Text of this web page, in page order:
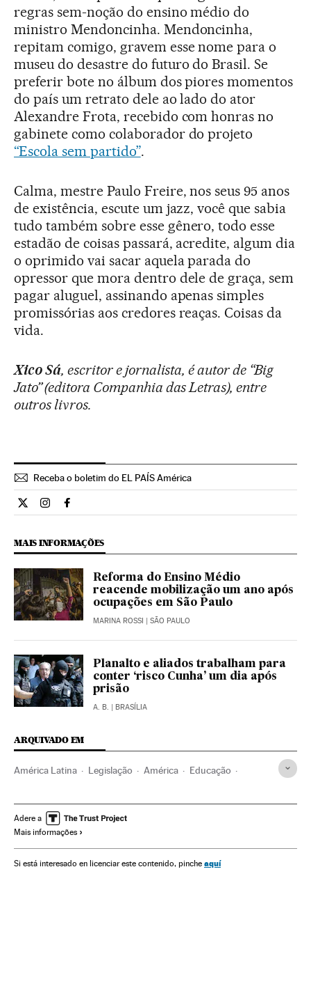
regras sem-noção do ensino médio do
ministro Mendoncinha. Mendoncinha,
repitam comigo, gravem esse nome para o
museu do desastre do futuro do Brasil. Se
preferir bote no álbum dos piores momentos
do país um retrato dele ao lado do ator
Alexandre Frota, recebido com honras no
gabinete como colaborador do projeto
“Escola sem partido”.
Calma, mestre Paulo Freire, nos seus 95 anos
de existência, escute um jazz, você que sabia
tudo também sobre esse gênero, todo esse
estadão de coisas passará, acredite, algum dia
o oprimido vai sacar aquela parada do
opressor que mora dentro dele de graça, sem
pagar aluguel, assinando apenas simples
promissórias aos credores reaças. Coisas da
vida.
Xico Sá, escritor e jornalista, é autor de “Big
Jato” (editora Companhia das Letras), entre
outros livros.
Receba o boletim do EL PAÍS América
Opiniao El País Brasil en Twitter
Opiniao El País Brasil en Instagram
Opiniao El País Brasil en Facebook
MAIS INFORMAÇÕES
Reforma do Ensino Médio
reacende mobilização um ano após
ocupações em São Paulo
MARINA ROSSI | SÃO PAULO
Planalto e aliados trabalham para
conter ‘risco Cunha’ um dia após
prisão
A. B. | BRASÍLIA
ARQUIVADO EM
América Latina Legislação América Educação
Constituição brasileira Legislação Brasileira
Congresso Nacional
América do Sul Justiça Alexandre Frota
Adere a
Mais informações
Si está interesado en licenciar este contenido, pinche aquí